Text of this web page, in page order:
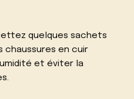
quelques sachets
chaussures en cuir
et éviter la